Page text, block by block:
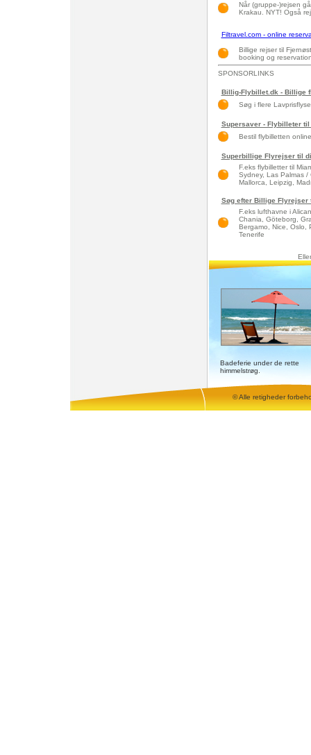
Når (gruppe-)rejsen
Krakau. NYT! Også
Filtravel.com - online
Billige rejser til
booking og
SPONSORLINKS
Billig-Flybillet.dk - Billige
Søg i flere
Supersaver - Flybilleter
Bestil flybilletten
Superbillige Flyrejser til
F.eks flybilletter til
Sydney, Las Palmas /
Mallorca, Leipzig,
Søg efter Billige Flyrejser
F.eks lufthavne i
Chania, Göteborg,
Bergamo, Nice, Oslo,
Tenerife
Badeferie under de rette
himmelstrøg.
© Alle retigheder